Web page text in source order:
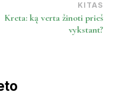
KITAS
Kreta: ką verta žinoti prieš
vykstant?